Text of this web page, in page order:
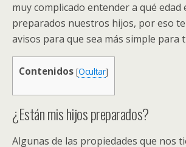
muy complicado entender a qué edad
preparados nuestros hijos, por eso
avisos para que sea más simple para
Contenidos [Ocultar]
¿Están mis hijos preparados?
Algunas de las propiedades que nos